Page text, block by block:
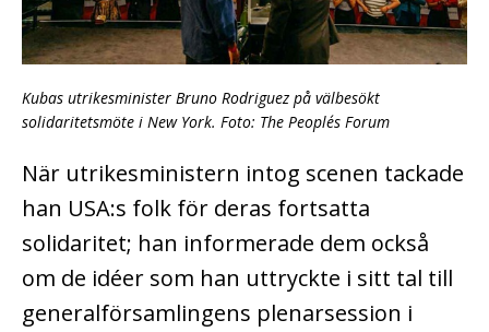
Kubas utrikesminister Bruno Rodriguez på välbesökt
solidaritetsmöte i New York. Foto: The People´s Forum
När utrikesministern intog scenen tackade
han USA:s folk för deras fortsatta
solidaritet; han informerade dem också
om de idéer som han uttryckte i sitt tal till
generalförsamlingens plenarsession i